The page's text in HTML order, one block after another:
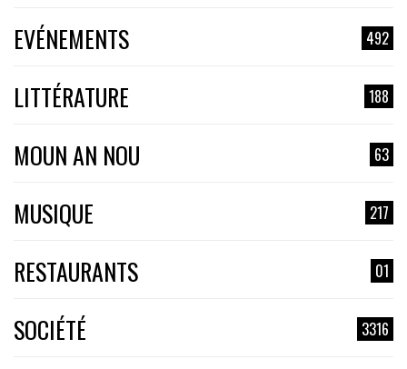
EVÉNEMENTS 492
LITTÉRATURE 188
MOUN AN NOU 63
MUSIQUE 217
RESTAURANTS 01
SOCIÉTÉ 3316